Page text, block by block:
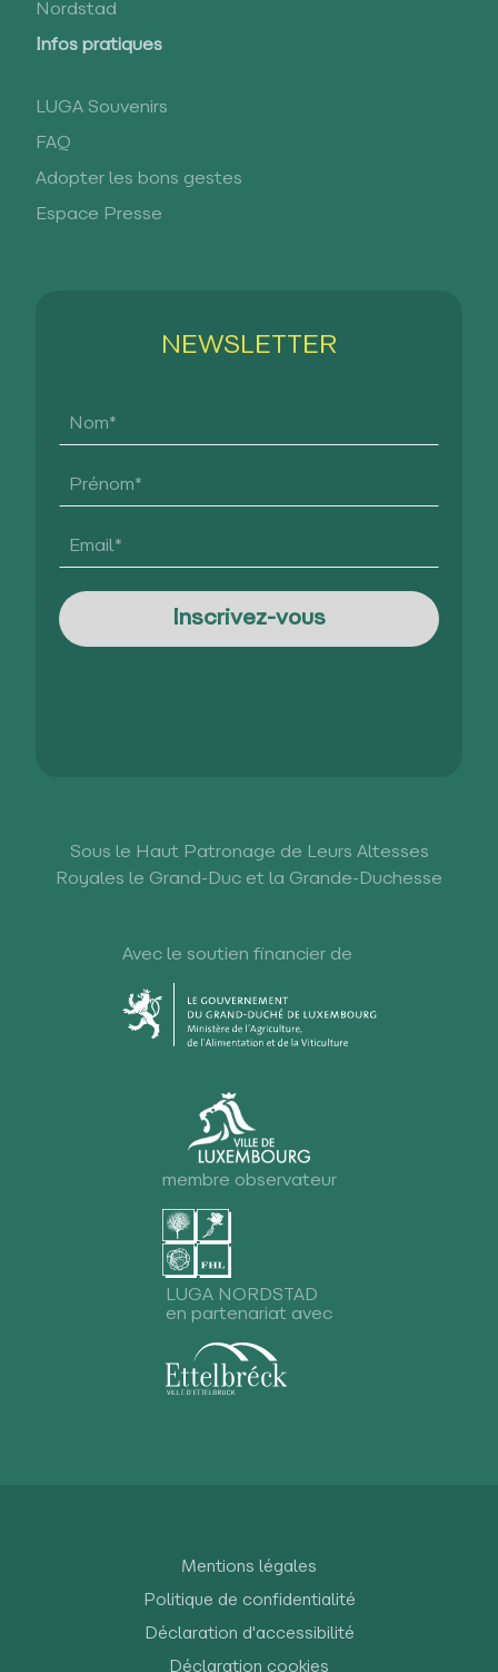
Nordstad
Infos pratiques
LUGA Souvenirs
FAQ
Adopter les bons gestes
Espace Presse
NEWSLETTER
Sous le Haut Patronage de Leurs Altesses
Royales le Grand-Duc et la Grande-Duchesse
Avec le soutien financier de
membre observateur
LUGA NORDSTAD
en partenariat avec
Mentions légales
Politique de confidentialité
Déclaration d'accessibilité
Déclaration cookies